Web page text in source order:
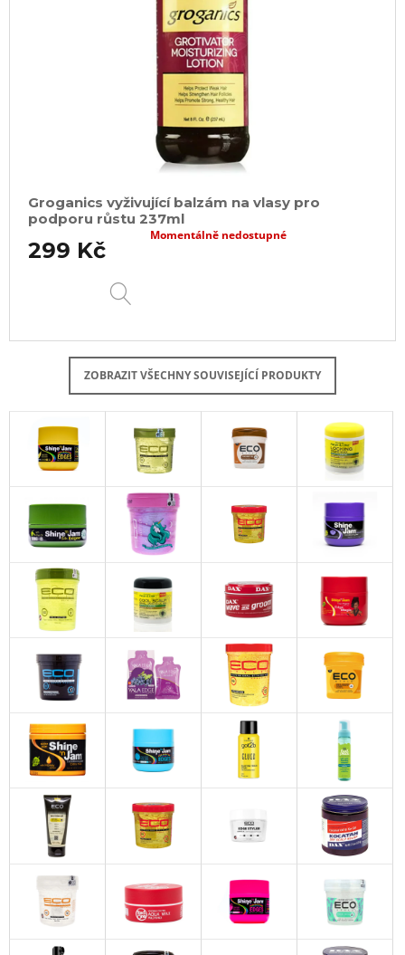
Groganics vyživující balzám na vlasy pro
podporu růstu 237ml
299 Kč
Momentálně nedostupné
ZOBRAZIT VŠECHNY SOUVISEJÍCÍ PRODUKTY